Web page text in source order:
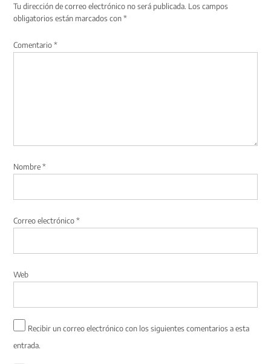
Tu dirección de correo electrónico no será publicada. Los campos
obligatorios están marcados con*
Comentario*
Nombre*
Correo electrónico*
Web
Recibir un correo electrónico con los siguientes comentarios a esta
entrada.